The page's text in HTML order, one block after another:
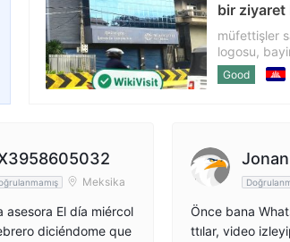
Şirket çalışanı
--
bir ziyaret
müfettişler
logosu,
ne yazık ki,
belirli ölçeği
Good
Meksika
asesora El día miércol
diciéndome que
Jonan
Önce bana
ttılar, video